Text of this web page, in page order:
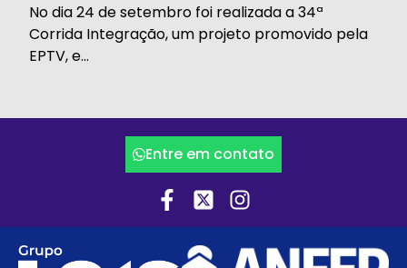
No dia 24 de setembro foi realizada a 34ª
Corrida Integração, um projeto promovido pela
EPTV, e...
Entre em contato